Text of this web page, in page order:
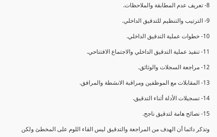
8- تعريف عدم المطابقة والملاحظات.
9- الترتيب والتنظيم للتدقيق الداخلي.
10- خطوات عملية التدقيق الداخلي.
11- تنفيذ عملية التدقيق الداخلي والاجتماع الافتتاحي.
12- مراجعة السجلات والوثائق.
13- المقابلات مع الموظفين ومراقبة الانشطة والمرافق.
14- تسجيلات الأدلة أثناء التدقيق.
15- نصائح هامة لتدقيق ناجح.
وتذكر دائما أن الهدف من المراجعة والتدقيق ليس القاء اللوم على المخطئ ولكن